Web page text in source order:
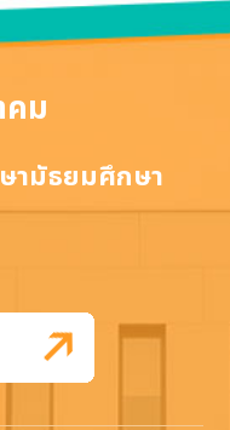
คม
ามัธยมศึกษา